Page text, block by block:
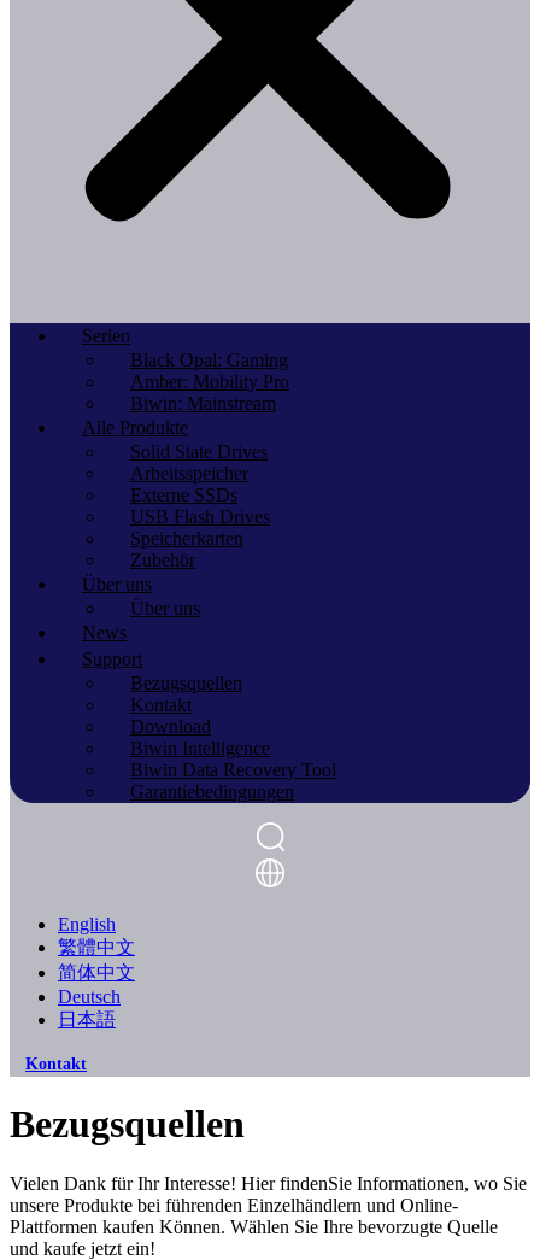
Serien
Black Opal: Gaming
Amber: Mobility Pro
Biwin: Mainstream
Alle Produkte
Solid State Drives
Arbeitsspeicher
Externe SSDs
USB Flash Drives
Speicherkarten
Zubehör
Über uns
Über uns
News
Support
Bezugsquellen
Kontakt
Download
Biwin Intelligence
Biwin Data Recovery Tool
Garantiebedingungen
English
繁體中文
简体中文
Deutsch
日本語
Kontakt
Bezugsquellen
Vielen Dank für Ihr Interesse! Hier findenSie Informationen, wo Sie
unsere Produkte bei führenden Einzelhändlern und Online-
Plattformen kaufen Können. Wählen Sie Ihre bevorzugte Quelle
und kaufe jetzt ein!